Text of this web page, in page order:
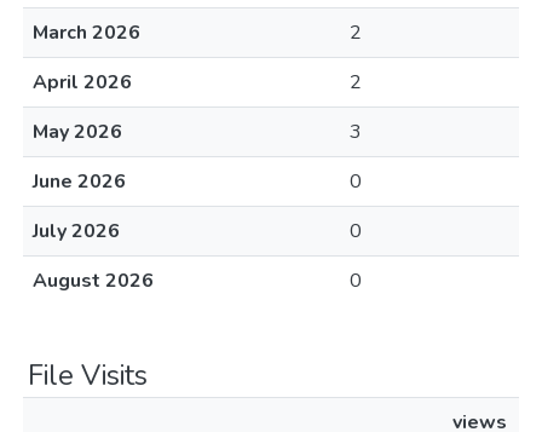
March 2026
2
April 2026
2
May 2026
3
June 2026
0
July 2026
0
August 2026
0
File Visits
views